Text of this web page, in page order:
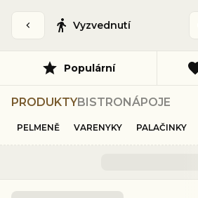
Vyzvednutí
Populární
PRODUKTYBISTRONÁPOJE
PELMENĚ VARENYKY PALAČINKY